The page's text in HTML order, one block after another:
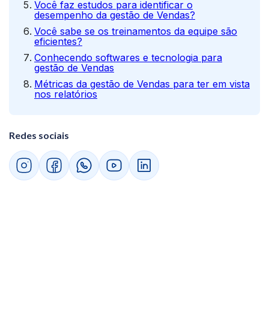
Você faz estudos para identificar o
desempenho da gestão de Vendas?
Você sabe se os treinamentos da equipe são
eficientes?
Conhecendo softwares e tecnologia para
gestão de Vendas
Métricas da gestão de Vendas para ter em vista
nos relatórios
Redes sociais